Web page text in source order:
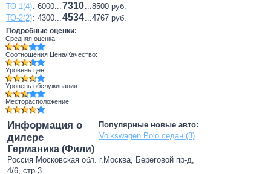
ТО-1(4): 6000...7310...8500 руб.
ТО-2(2): 4300...4534...4767 руб.
Подробные оценки:
Средняя оценка:
Соотношения Цена/Качество:
Уровень цен:
Уровень обслуживания:
Месторасположение:
Популярные новые авто:
Volkswagen Polo седан (3)
Информация о
дилере
Германика (Фили)
Россия Московская обл. г.Москва, Береговой пр-д,
4/6, стр.3